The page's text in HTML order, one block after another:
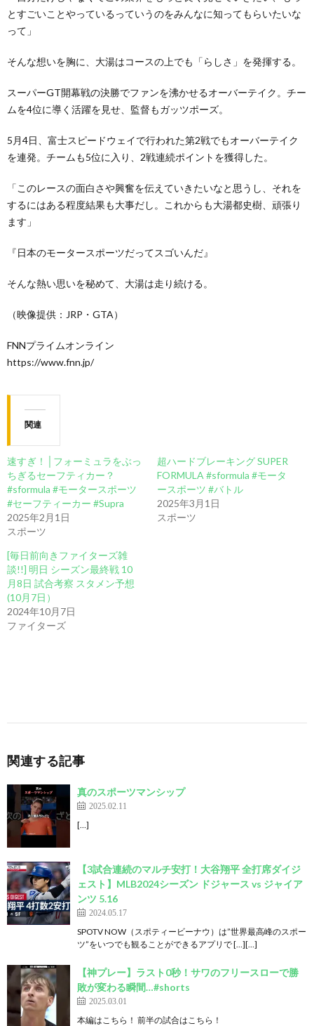
とすごいことやっているっていうのをみんなに知ってもらいたいな
って」
そんな想いを胸に、大湯はコースの上でも「らしさ」を発揮する。
スーパーGT開幕戦の決勝でファンを沸かせるオーバーテイク。チー
ムを4位に導く活躍を見せ、監督もガッツポーズ。
5月4日、富士スピードウェイで行われた第2戦でもオーバーテイク
を連発。チームも5位に入り、2戦連続ポイントを獲得した。
「このレースの面白さや興奮を伝えていきたいなと思うし、それを
するにはある程度結果も大事だし。これからも大湯都史樹、頑張り
ます」
『日本のモータースポーツだってスゴいんだ』
そんな熱い思いを秘めて、大湯は走り続ける。
（映像提供：JRP・GTA）
FNNプライムオンライン
https://www.fnn.jp/
関連
速すぎ！│フォーミュラをぶっ
ちぎるセーフティカー？
#sformula #モータースポーツ
#セーフティーカー #Supra
2025年2月1日
スポーツ
超ハードブレーキング SUPER
FORMULA #sformula #モータ
ースポーツ #バトル
2025年3月1日
スポーツ
[毎日前向きファイターズ雑
談!!] 明日 シーズン最終戦 10
月8日 試合考察 スタメン予想
(10月7日）
2024年10月7日
ファイターズ
関連する記事
真のスポーツマンシップ
2025.02.11
[…]
【3試合連続のマルチ安打！大谷翔平 全打席ダイジ
ェスト】MLB2024シーズン ドジャース vs ジャイア
ンツ 5.16
2024.05.17
SPOTV NOW（スポティービーナウ）は”世界最高峰のスポー
ツ”をいつでも観ることができるアプリで […][…]
【神プレー】ラスト0秒！サワのフリースローで勝
敗が変わる瞬間…#shorts
2025.03.01
本編はこちら！ 前半の試合はこちら！